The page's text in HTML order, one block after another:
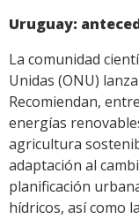
Uruguay:
La comunidad
Unidas (ONU)
Recomiendan,
energías
agricultura
adaptación al
planificación
hídricos, así como